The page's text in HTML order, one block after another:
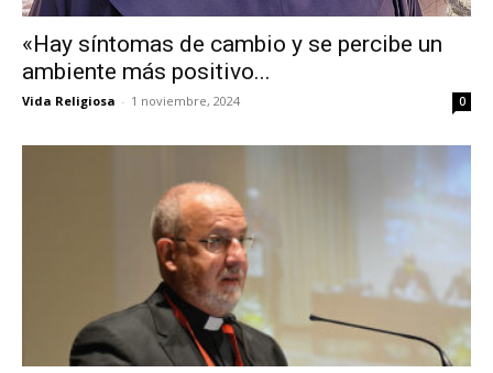
«Hay síntomas de cambio y se percibe un
ambiente más positivo...
Vida Religiosa - 1 noviembre, 2024 0